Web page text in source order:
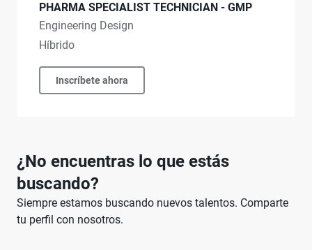
PHARMA SPECIALIST TECHNICIAN - GMP
Engineering Design
Híbrido
Inscríbete ahora
¿No encuentras lo que estás
buscando?
Siempre estamos buscando nuevos talentos. Comparte
tu perfil con nosotros.